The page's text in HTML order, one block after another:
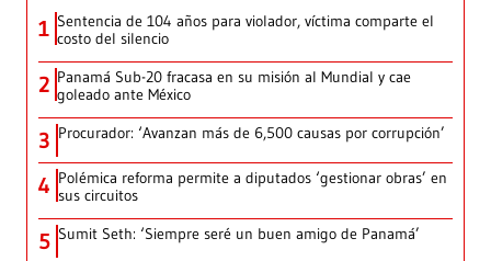
1 Sentencia de 104 años para violador, víctima comparte el
costo del silencio
2 Panamá Sub-20 fracasa en su misión al Mundial y cae
goleado ante México
3 Procurador: ‘Avanzan más de 6,500 causas por corrupción’
4 Polémica reforma permite a diputados ‘gestionar obras’ en
sus circuitos
5 Sumit Seth: ‘Siempre seré un buen amigo de Panamá’